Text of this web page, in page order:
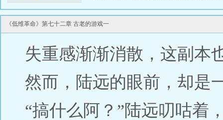
《低维革命》第七十二章 古老的游戏一
失重感渐渐消散，这副本
然而，陆远的眼前，却是
“搞什么阿？”陆远叨咕着